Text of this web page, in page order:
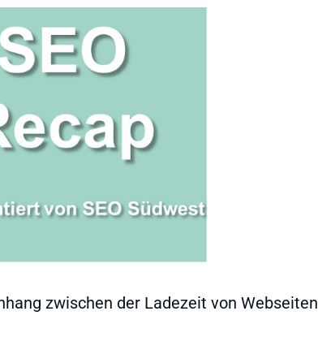
zwischen der Ladezeit von Webseiten